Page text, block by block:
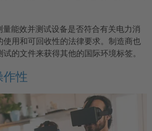
量能效并测试设备是否符合有关电力消
使用和可回收性的法律要求。制造商也
的文件来获得其他的国际环境标签。
性